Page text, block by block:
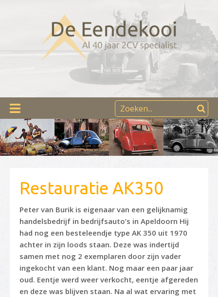
Restauratie AK350
Peter van Burik is eigenaar van een gelijknamig
handelsbedrijf in bedrijfsauto’s in Apeldoorn Hij
had nog een besteleendje type AK 350 uit 1970
achter in zijn loods staan. Deze was indertijd
samen met nog 2 exemplaren door zijn vader
ingekocht van een klant. Nog maar een paar jaar
oud. Eentje werd weer verkocht, eentje afgereden
en deze was blijven staan. Na al wat ervaring met